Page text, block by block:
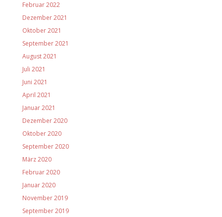
Februar 2022
Dezember 2021
Oktober 2021
September 2021
August 2021
Juli 2021
Juni 2021
April 2021
Januar 2021
Dezember 2020
Oktober 2020
September 2020
März 2020
Februar 2020
Januar 2020
November 2019
September 2019